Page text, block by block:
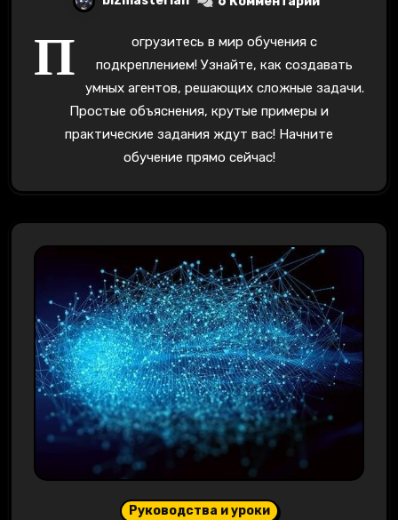
П
огрузитесь в мир обучения с
подкреплением! Узнайте, как создавать
умных агентов, решающих сложные задачи.
Простые объяснения, крутые примеры и
практические задания ждут вас! Начните
обучение прямо сейчас!
Руководства и уроки